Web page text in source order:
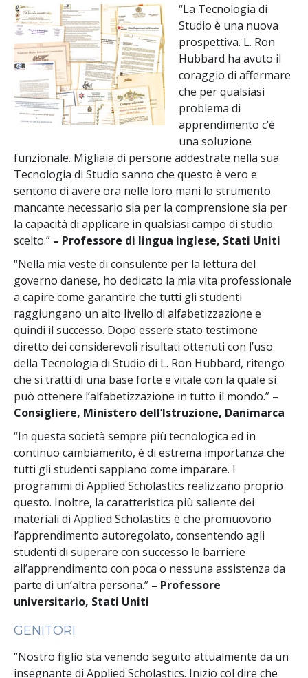
“La Tecnologia di
Studio è una nuova
prospettiva. L. Ron
Hubbard ha avuto il
coraggio di affermare
che per qualsiasi
problema di
apprendimento c’è
una soluzione
funzionale. Migliaia di persone addestrate nella sua
Tecnologia di Studio sanno che questo è vero e
sentono di avere ora nelle loro mani lo strumento
mancante necessario sia per la comprensione sia per
la capacità di applicare in qualsiasi campo di studio
scelto.” – Professore di lingua inglese, Stati Uniti
“Nella mia veste di consulente per la lettura del
governo danese, ho dedicato la mia vita professionale
a capire come garantire che tutti gli studenti
raggiungano un alto livello di alfabetizzazione e
quindi il successo. Dopo essere stato testimone
diretto dei considerevoli risultati ottenuti con l’uso
della Tecnologia di Studio di L. Ron Hubbard, ritengo
che si tratti di una base forte e vitale con la quale si
può ottenere l’alfabetizzazione in tutto il mondo.” –
Consigliere, Ministero dell’Istruzione, Danimarca
“In questa società sempre più tecnologica ed in
continuo cambiamento, è di estrema importanza che
tutti gli studenti sappiano come imparare. I
programmi di Applied Scholastics realizzano proprio
questo. Inoltre, la caratteristica più saliente dei
materiali di Applied Scholastics è che promuovono
l’apprendimento autoregolato, consentendo agli
studenti di superare con successo le barriere
all’apprendimento con poca o nessuna assistenza da
parte di un’altra persona.” – Professore
universitario, Stati Uniti
GENITORI
“Nostro figlio sta venendo seguito attualmente da un
insegnante di Applied Scholastics. Inizio col dire che